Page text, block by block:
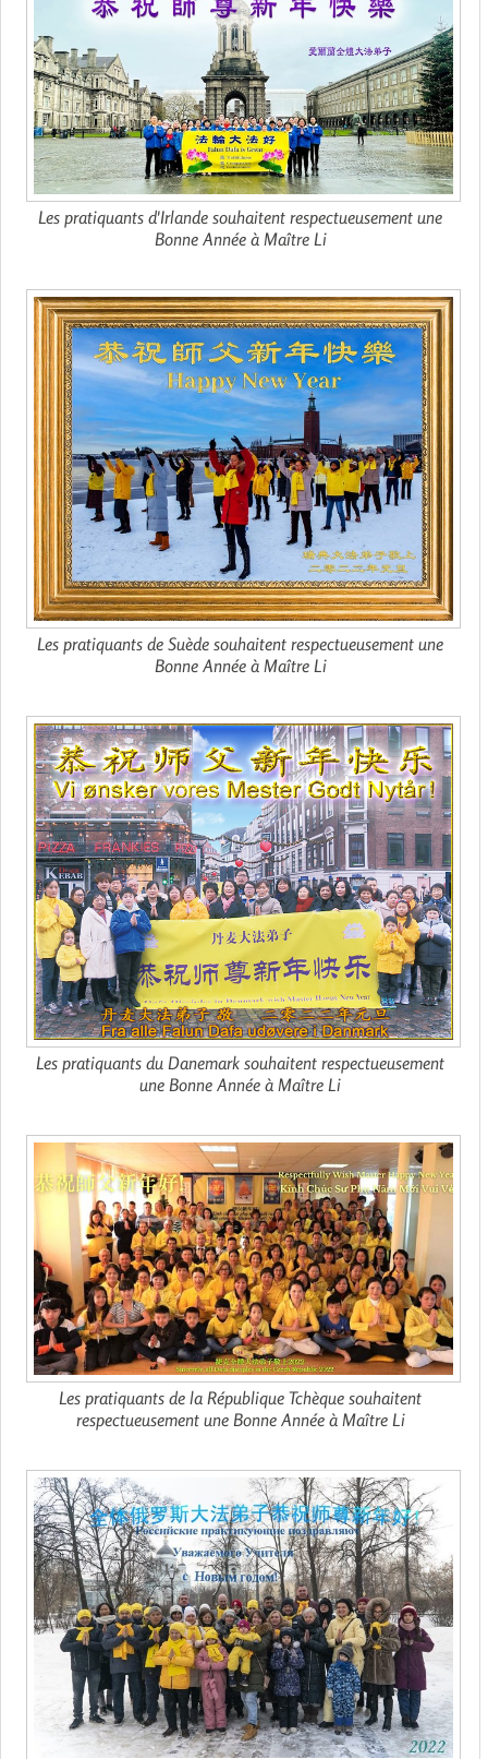
Les pratiquants d'Irlande souhaitent respectueusement une
Bonne Année à Maître Li
Les pratiquants de Suède souhaitent respectueusement une
Bonne Année à Maître Li
Les pratiquants du Danemark souhaitent respectueusement
une Bonne Année à Maître Li
Les pratiquants de la République Tchèque souhaitent
respectueusement une Bonne Année à Maître Li